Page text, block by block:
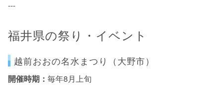
---
福井県の祭り・イベント
越前おおの名水まつり（大野市）
開催時期： 毎年8月上旬